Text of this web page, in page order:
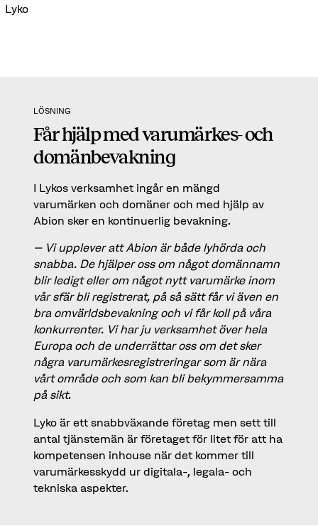
Lyko
LÖSNING
Får hjälp med varumärkes- och
domänbevakning
I Lykos verksamhet ingår en mängd
varumärken och domäner och med hjälp av
Abion sker en kontinuerlig bevakning.
– Vi upplever att Abion är både lyhörda och
snabba. De hjälper oss om något domännamn
blir ledigt eller om något nytt varumärke inom
vår sfär bli registrerat, på så sätt får vi även en
bra omvärldsbevakning och vi får koll på våra
konkurrenter. Vi har ju verksamhet över hela
Europa och de underrättar oss om det sker
några varumärkesregistreringar som är nära
vårt område och som kan bli bekymmersamma
på sikt.
Lyko är ett snabbväxande företag men sett till
antal tjänstemän är företaget för litet för att ha
kompetensen inhouse när det kommer till
varumärkesskydd ur digitala-, legala- och
tekniska aspekter.